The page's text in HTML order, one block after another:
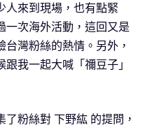
人來到現場，也有點緊
一次海外活動，這回又是
灣粉絲的熱情。另外，
我一起大喊「禰豆子」
粉絲對 下野紘 的提問，